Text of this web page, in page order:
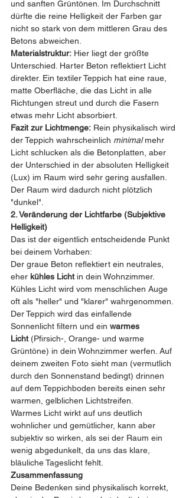
und sanften Grüntönen. Im Durchschnitt
dürfte die reine Helligkeit der Farben gar
nicht so stark von dem mittleren Grau des
Betons abweichen.
Materialstruktur: Hier liegt der größte
Unterschied. Harter Beton reflektiert Licht
direkter. Ein textiler Teppich hat eine raue,
matte Oberfläche, die das Licht in alle
Richtungen streut und durch die Fasern
etwas mehr Licht absorbiert.
Fazit zur Lichtmenge: Rein physikalisch wird
der Teppich wahrscheinlich minimal mehr
Licht schlucken als die Betonplatten, aber
der Unterschied in der absoluten Helligkeit
(Lux) im Raum wird sehr gering ausfallen.
Der Raum wird dadurch nicht plötzlich
"dunkel".
2. Veränderung der Lichtfarbe (Subjektive
Helligkeit)
Das ist der eigentlich entscheidende Punkt
bei deinem Vorhaben:
Der graue Beton reflektiert ein neutrales,
eher kühles Licht in dein Wohnzimmer.
Kühles Licht wird vom menschlichen Auge
oft als "heller" und "klarer" wahrgenommen.
Der Teppich wird das einfallende
Sonnenlicht filtern und ein warmes
Licht (Pfirsich-, Orange- und warme
Grüntöne) in dein Wohnzimmer werfen. Auf
deinem zweiten Foto sieht man (vermutlich
durch den Sonnenstand bedingt) drinnen
auf dem Teppichboden bereits einen sehr
warmen, gelblichen Lichtstreifen.
Warmes Licht wirkt auf uns deutlich
wohnlicher und gemütlicher, kann aber
subjektiv so wirken, als sei der Raum ein
wenig abgedunkelt, da uns das klare,
bläuliche Tageslicht fehlt.
Zusammenfassung
Deine Bedenken sind physikalisch korrekt,